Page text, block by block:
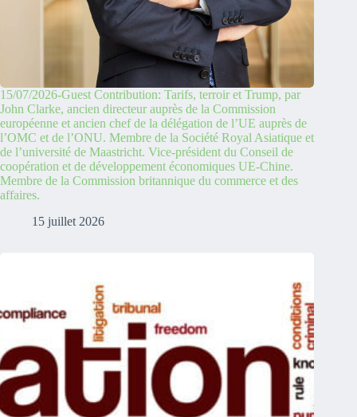
15/07/2026-Guest Contribution: Tarifs, terroir et Trump, par
John Clarke, ancien directeur auprès de la Commission
européenne et ancien chef de la délégation de l’UE auprès de
l’OMC et de l’ONU. Membre de la Société Royal Asiatique et
de l’université de Maastricht. Vice-président du Conseil de
coopération et de développement économiques UE-Chine.
Membre de la Commission britannique du commerce et des
affaires.
15 juillet 2026